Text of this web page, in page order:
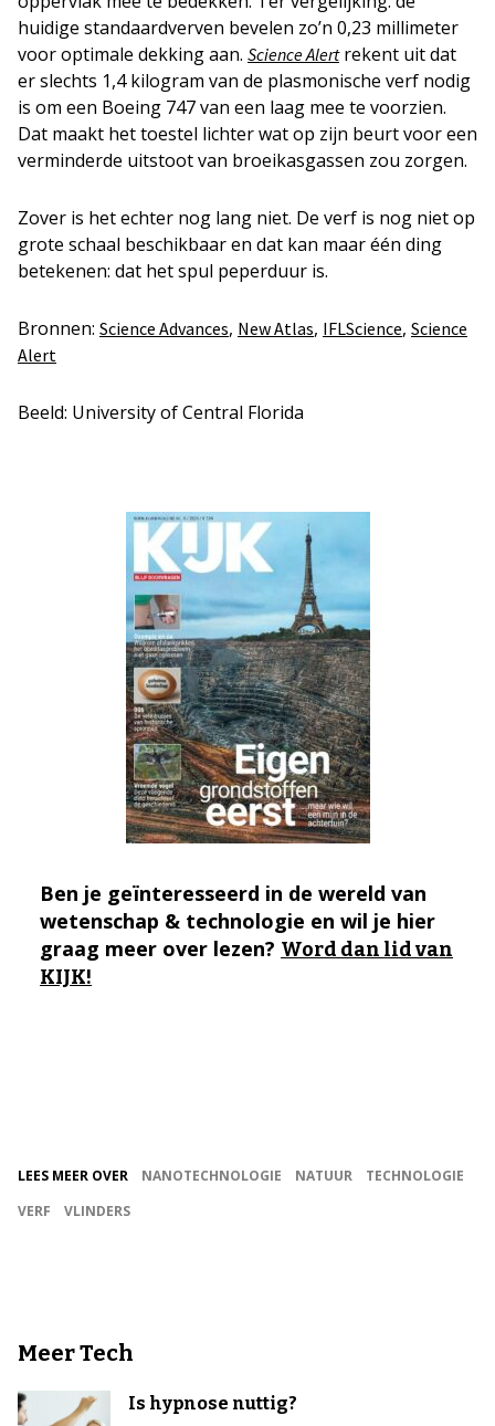
huidige standaardverven bevelen zo’n 0,23 millimeter
voor optimale dekking aan. Science Alertrekent uit dat
er slechts 1,4 kilogram van de plasmonische verf nodig
is om een Boeing 747 van een laag mee te voorzien.
Dat maakt het toestel lichter wat op zijn beurt voor een
verminderde uitstoot van broeikasgassen zou zorgen.
Zover is het echter nog lang niet. De verf is nog niet op
grote schaal beschikbaar en dat kan maar één ding
betekenen: dat het spul peperduur is.
Bronnen: Science Advances, New Atlas, IFLScience, Science
Alert
Beeld: University of Central Florida
Ben je geïnteresseerd in de wereld van
wetenschap & technologie en wil je hier
graag meer over lezen? Word dan lid van
KIJK!
LEES MEER OVER NANOTECHNOLOGIE NATUUR
TECHNOLOGIE
VERF
VLINDERS
Meer Tech
Is hypnose nuttig?